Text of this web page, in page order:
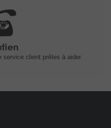
service client prêtes à aider.